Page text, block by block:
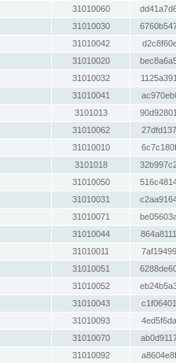
31010060
31010030
31010042
31010020
31010032
31010041
3101013
31010062
31010010
3101018
31010050
31010031
31010071
31010044
31010011
31010051
31010052
31010043
31010093
31010070
31010092